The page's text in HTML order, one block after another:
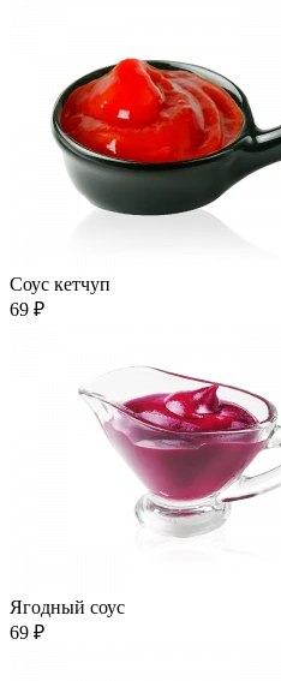
Соус кетчуп
69 ₽
Ягодный соус
69 ₽